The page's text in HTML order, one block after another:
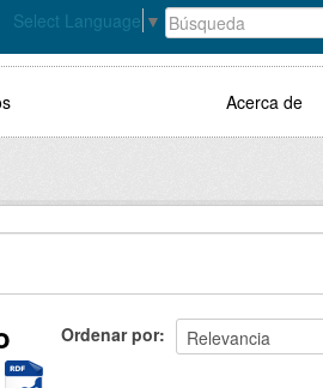
Select Language ▼
Acerca de
Ordenar por